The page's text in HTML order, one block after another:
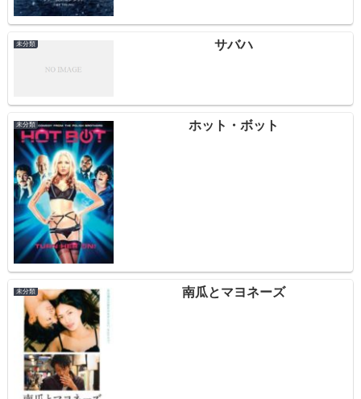
未分類 サバハ
未分類 ホット・ボット
未分類 南瓜とマヨネーズ